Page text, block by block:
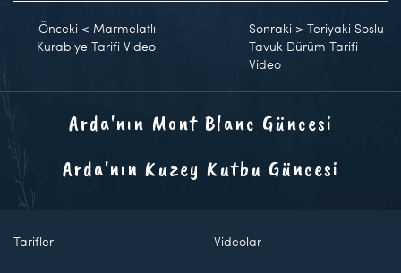
Önceki < Marmelatlı
Kurabiye Tarifi Video
Sonraki >Teriyaki Soslu
Tavuk Dürüm Tarifi
Video
Arda'nın Mont Blanc Güncesi
Arda'nın Kuzey Kutbu Güncesi
Tarifler Videolar